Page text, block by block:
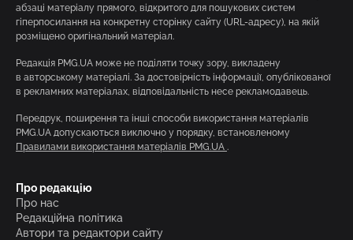
абзаці матеріалу прямого, відкритого для пошукових систем
гіперпосилання на конкретну сторінку сайту (URL-адресу), на якій
розміщено оригінальний матеріал.
Редакція PMG.UA може не поділяти точку зору, викладену
в авторському матеріалі. За достовірність інформації, опублікованої
в рекламних матеріалах, відповідальність несе рекламодавець.
Передрук, поширення та інші способи використання матеріалів
PMG.UA допускаються виключно у порядку, встановленому
Правилами використання матеріалів PMG.UA .
Про редакцію
Про нас
Редакційна політика
Автори та редактори сайту